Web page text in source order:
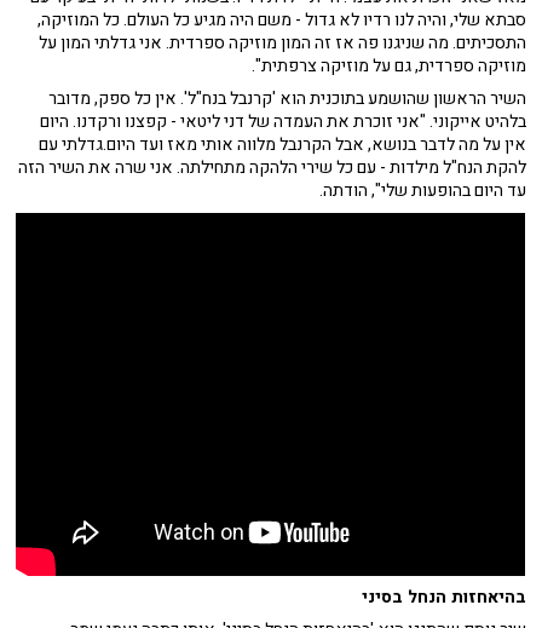
סבתא שלי, והיה לנו רדיו לא גדול - משם היה מגיע כל העולם. כל המוזיקה,
התסכיתים. מה שניגנו פה אז זה המון מוזיקה ספרדית. אני גדלתי המון על
מוזיקה ספרדית, גם על מוזיקה צרפתית".
השיר הראשון שהושמע בתוכנית הוא 'קרנבל בנח"ל'. אין כל ספק, מדובר
בלהיט אייקוני. "אני זוכרת את העמדה של דני ליטאי - קפצנו ורקדנו. היום
אין על מה לדבר בנושא, אבל הקרנבל מלווה אותי מאז ועד היום.גדלתי עם
להקת הנח"ל מילדות - עם כל שירי הלהקה מתחילתה. אני שרה את השיר הזה
עד היום בהופעות שלי", הודתה.
בהיאחזות הנחל בסיני